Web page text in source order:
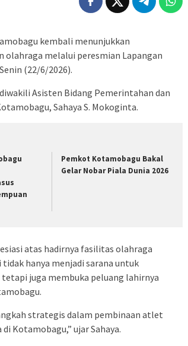
kembali menunjukkan
melalui peresmian Lapangan
(22/6/2026).
Asisten Bidang Pemerintahan dan
Sahaya S. Mokoginta.
Pemkot Kotamobagu Bakal
Gelar Nobar Piala Dunia 2026
atas hadirnya fasilitas olahraga
hanya menjadi sarana untuk
juga membuka peluang lahirnya
strategis dalam pembinaan atlet
Kotamobagu,” ujar Sahaya.